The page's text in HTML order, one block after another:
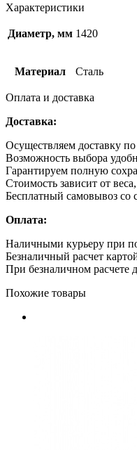
Характеристики
Диаметр, мм 1420
Материал Сталь
Оплата и доставка
Доставка:
Осуществляем доставку
Возможность выбора
Гарантируем полную
Стоимость зависит от
Бесплатный самовывоз со
Оплата:
Наличными курьеру при
Безналичный расчет
При безналичном расчете
Похожие товары